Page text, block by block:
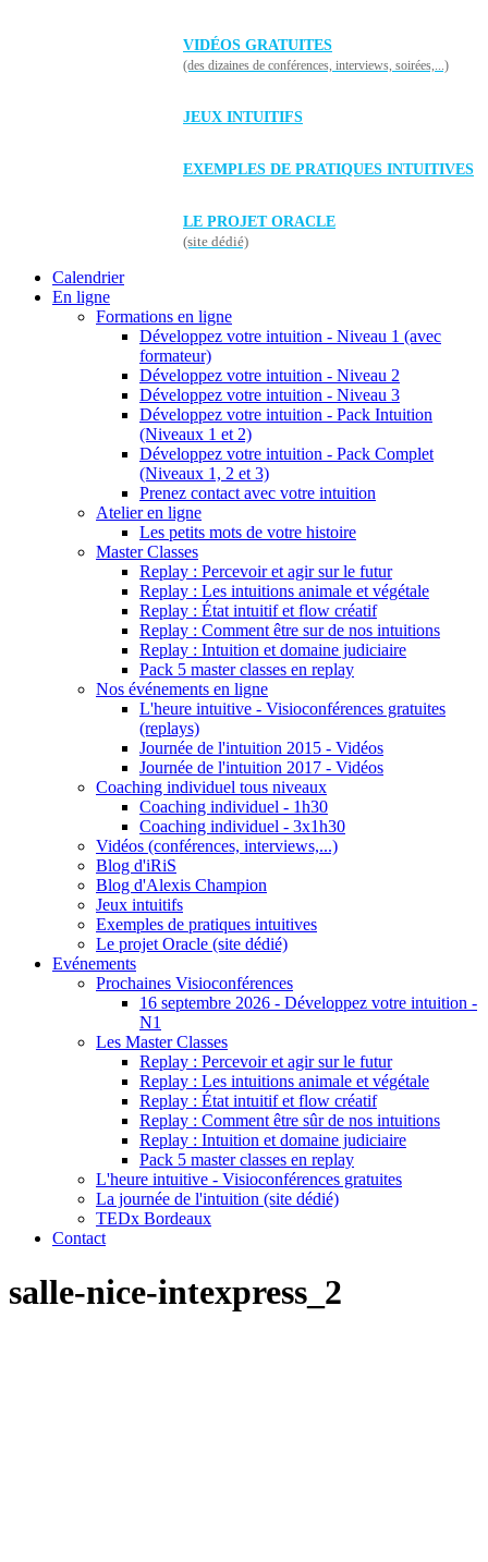
VIDÉOS GRATUITES
(des dizaines de conférences, interviews, soirées,...)
JEUX INTUITIFS
EXEMPLES DE PRATIQUES INTUITIVES
LE PROJET ORACLE
(site dédié)
Calendrier
En ligne
Formations en ligne
Développez votre intuition - Niveau 1 (avec
formateur)
Développez votre intuition - Niveau 2
Développez votre intuition - Niveau 3
Développez votre intuition - Pack Intuition
(Niveaux 1 et 2)
Développez votre intuition - Pack Complet
(Niveaux 1, 2 et 3)
Prenez contact avec votre intuition
Atelier en ligne
Les petits mots de votre histoire
Master Classes
Replay : Percevoir et agir sur le futur
Replay : Les intuitions animale et végétale
Replay : État intuitif et flow créatif
Replay : Comment être sur de nos intuitions
Replay : Intuition et domaine judiciaire
Pack 5 master classes en replay
Nos événements en ligne
L'heure intuitive - Visioconférences gratuites
(replays)
Journée de l'intuition 2015 - Vidéos
Journée de l'intuition 2017 - Vidéos
Coaching individuel tous niveaux
Coaching individuel - 1h30
Coaching individuel - 3x1h30
Vidéos (conférences, interviews,...)
Blog d'iRiS
Blog d'Alexis Champion
Jeux intuitifs
Exemples de pratiques intuitives
Le projet Oracle (site dédié)
Evénements
Prochaines Visioconférences
16 septembre 2026 - Développez votre intuition -
N1
Les Master Classes
Replay : Percevoir et agir sur le futur
Replay : Les intuitions animale et végétale
Replay : État intuitif et flow créatif
Replay : Comment être sûr de nos intuitions
Replay : Intuition et domaine judiciaire
Pack 5 master classes en replay
L'heure intuitive - Visioconférences gratuites
La journée de l'intuition (site dédié)
TEDx Bordeaux
Contact
salle-nice-intexpress_2